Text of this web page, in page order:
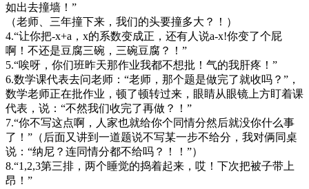
如出去撞墙！”
（老师、三年撞下来，我们的头要撞多大？！）
4.“让你把-x+a，x的系数变成正，还有人说a-x!你变了个屁
啊！不还是豆腐三碗，三碗豆腐？！”
5.“唉呀，你们班昨天那作业我都不想批！气的我肝疼！”
6.数学课代表去问老师：“老师，那个题是做完了就收吗？”，
数学老师正在批作业，顿了顿转过来，眼睛从眼镜上方盯着课
代表，说：“不然我们收完了再做？！”
7.“你不写这点啊，人家也就给你个同情分然后就没你什么事
了！”（后面又讲到一道题说不写某一步不给分，我对俩同桌
说：“纳尼？连同情分都不给吗？！！”）
8.“1,2,3第三排，两个睡觉的捣着起来，哎！下次把被子带上
昂！”